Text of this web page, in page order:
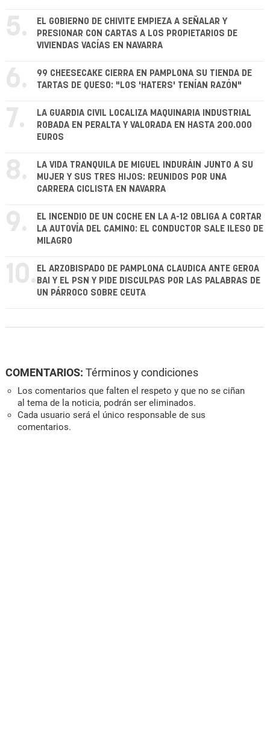
5.
EL GOBIERNO DE CHIVITE EMPIEZA A SEÑALAR Y
PRESIONAR CON CARTAS A LOS PROPIETARIOS DE
VIVIENDAS VACÍAS EN NAVARRA
6.
99 CHEESECAKE CIERRA EN PAMPLONA SU TIENDA DE
TARTAS DE QUESO: "LOS 'HATERS' TENÍAN RAZÓN"
7.
LA GUARDIA CIVIL LOCALIZA MAQUINARIA INDUSTRIAL
ROBADA EN PERALTA Y VALORADA EN HASTA 200.000
EUROS
8.
LA VIDA TRANQUILA DE MIGUEL INDURÁIN JUNTO A SU
MUJER Y SUS TRES HIJOS: REUNIDOS POR UNA
CARRERA CICLISTA EN NAVARRA
9.
EL INCENDIO DE UN COCHE EN LA A-12 OBLIGA A CORTAR
LA AUTOVÍA DEL CAMINO: EL CONDUCTOR SALE ILESO DE
MILAGRO
10. EL ARZOBISPADO DE PAMPLONA CLAUDICA ANTE GEROA
BAI Y EL PSN Y PIDE DISCULPAS POR LAS PALABRAS DE
UN PÁRROCO SOBRE CEUTA
COMENTARIOS: Términos y condiciones
Los comentarios que falten el respeto y que no se ciñan
al tema de la noticia, podrán ser eliminados.
Cada usuario será el único responsable de sus
comentarios.